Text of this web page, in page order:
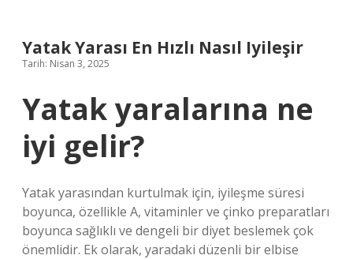
Yatak Yarası En Hızlı Nasıl Iyileşir
Tarih: Nisan 3, 2025
Yatak yaralarına ne
iyi gelir?
Yatak yarasından kurtulmak için, iyileşme süresi
boyunca, özellikle A, vitaminler ve çinko preparatları
boyunca sağlıklı ve dengeli bir diyet beslemek çok
önemlidir. Ek olarak, yaradaki düzenli bir elbise